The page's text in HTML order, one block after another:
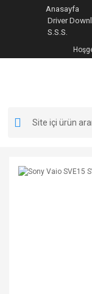
Anasayfa
Driver
S.S.S.